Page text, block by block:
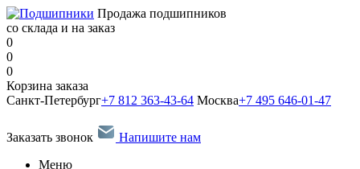
Продажа подшипников
со склада и на заказ
0
0
0
Корзина заказа
Санкт-Петербург+7 812 363-43-64 Москва+7 495 646-01-47
Заказать звонок
Напишите нам
Меню